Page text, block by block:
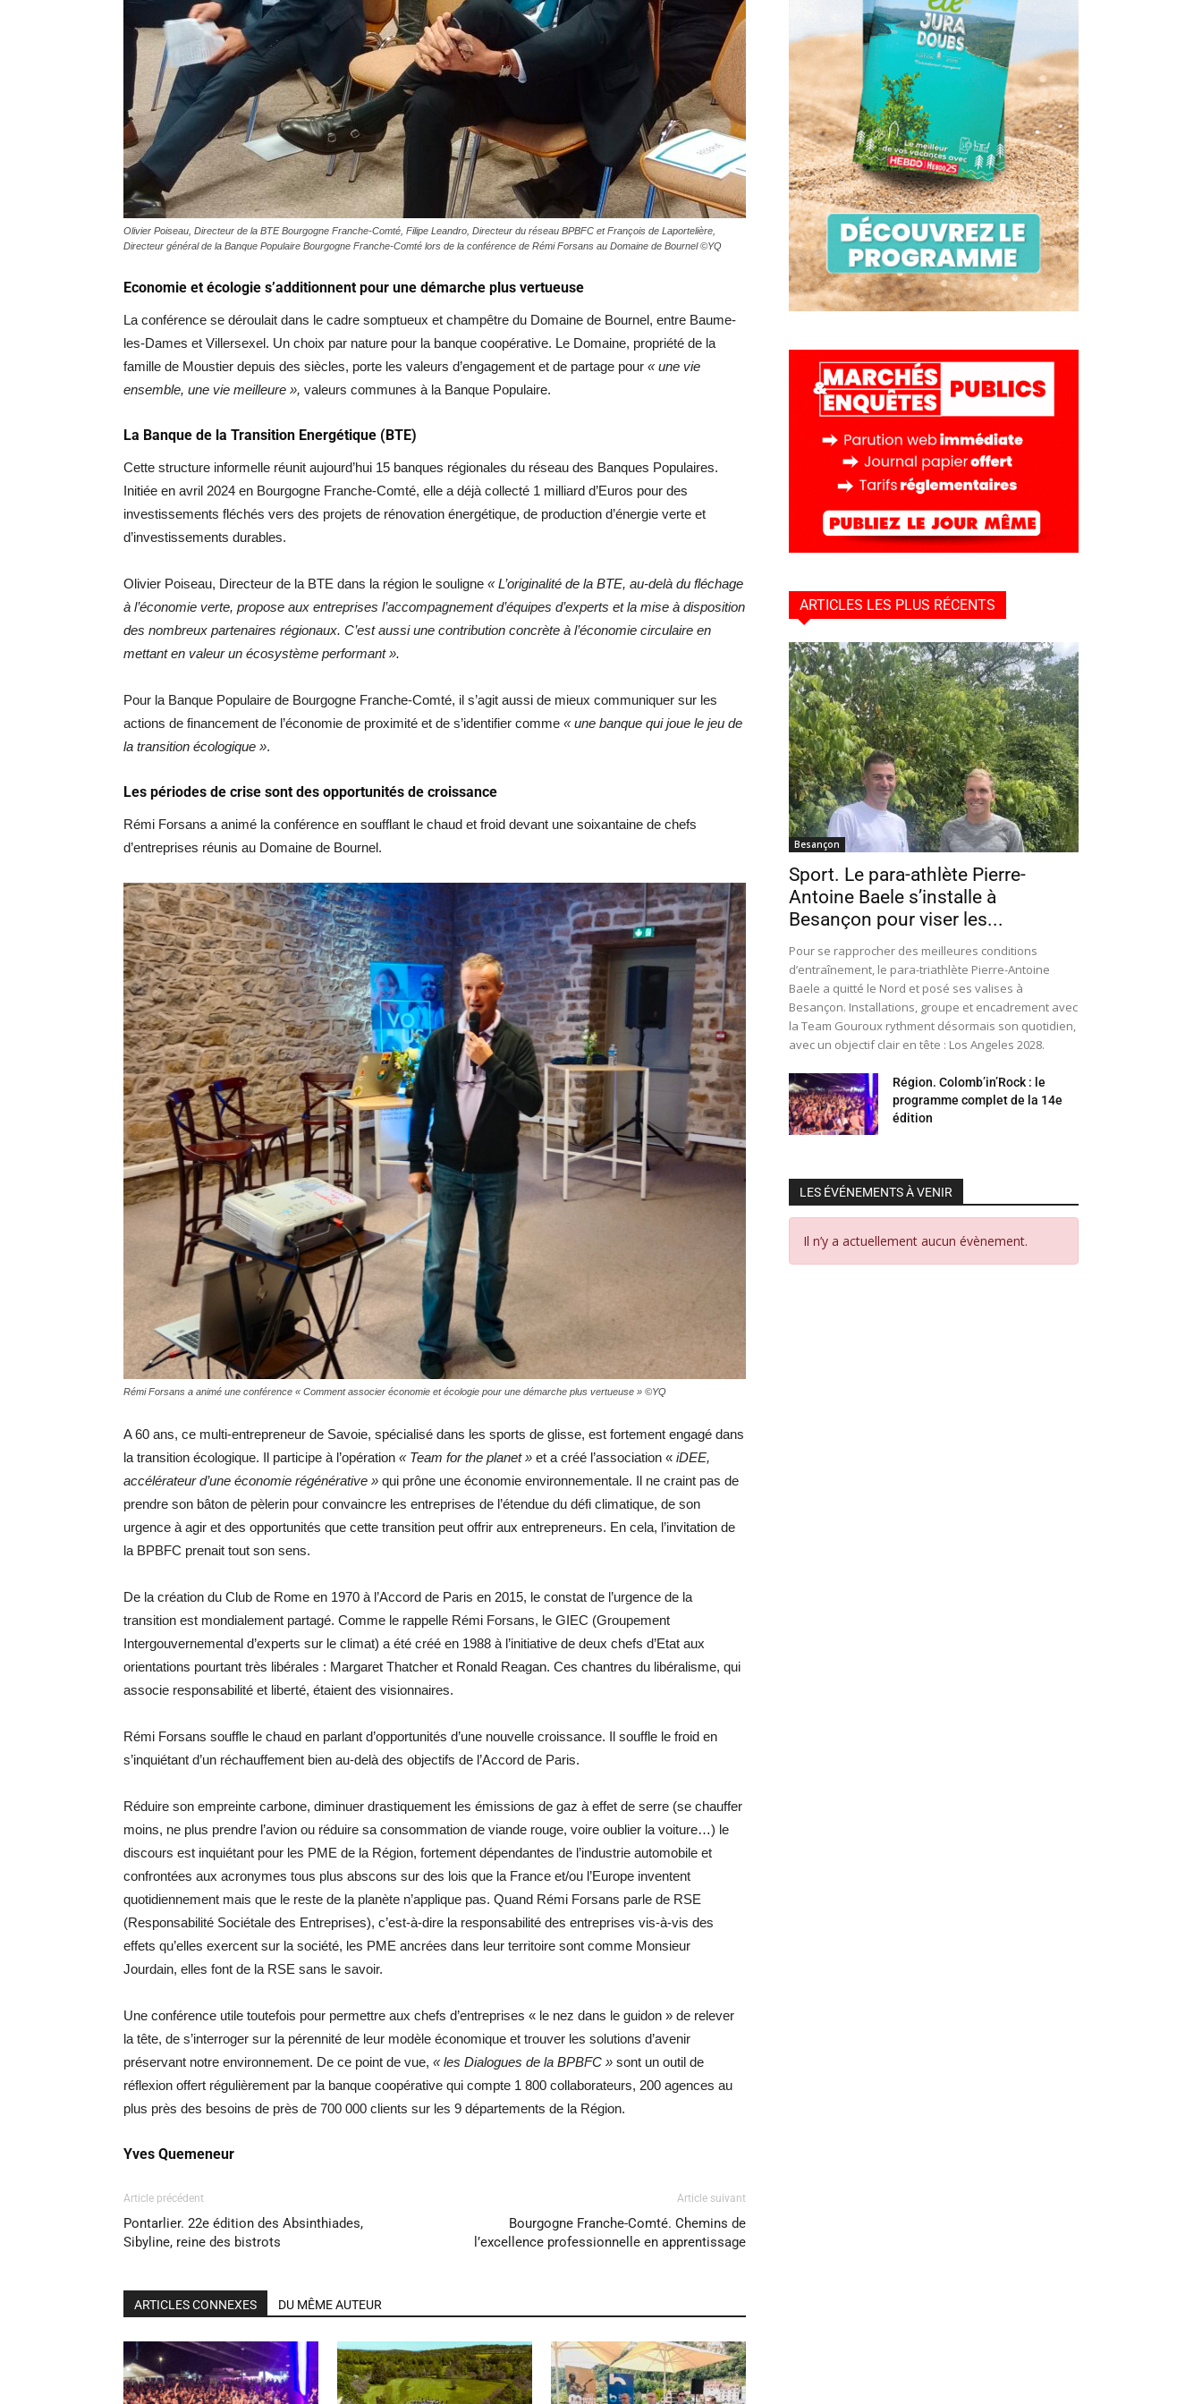
Olivier Poiseau, Directeur de la BTE Bourgogne Franche-Comté, Filipe Leandro, Directeur du réseau BPBFC et François de Laportelière,
Directeur général de la Banque Populaire Bourgogne Franche-Comté lors de la conférence de Rémi Forsans au Domaine de Bournel ©YQ
Economie et écologie s’additionnent pour une démarche plus vertueuse
La conférence se déroulait dans le cadre somptueux et champêtre du Domaine de Bournel, entre Baume-
les-Dames et Villersexel. Un choix par nature pour la banque coopérative. Le Domaine, propriété de la
famille de Moustier depuis des siècles, porte les valeurs d’engagement et de partage pour « une vie
ensemble, une vie meilleure », valeurs communes à la Banque Populaire.
La Banque de la Transition Energétique (BTE)
Cette structure informelle réunit aujourd’hui 15 banques régionales du réseau des Banques Populaires.
Initiée en avril 2024 en Bourgogne Franche-Comté, elle a déjà collecté 1 milliard d’Euros pour des
investissements fléchés vers des projets de rénovation énergétique, de production d’énergie verte et
d’investissements durables.
Olivier Poiseau, Directeur de la BTE dans la région le souligne « L’originalité de la BTE, au-delà du fléchage
à l’économie verte, propose aux entreprises l’accompagnement d’équipes d’experts et la mise à disposition
des nombreux partenaires régionaux. C’est aussi une contribution concrète à l’économie circulaire en
mettant en valeur un écosystème performant ».
Pour la Banque Populaire de Bourgogne Franche-Comté, il s’agit aussi de mieux communiquer sur les
actions de financement de l’économie de proximité et de s’identifier comme « une banque qui joue le jeu de
la transition écologique ».
Les périodes de crise sont des opportunités de croissance
Rémi Forsans a animé la conférence en soufflant le chaud et froid devant une soixantaine de chefs
d’entreprises réunis au Domaine de Bournel.
Rémi Forsans a animé une conférence « Comment associer économie et écologie pour une démarche plus vertueuse » ©YQ
A 60 ans, ce multi-entrepreneur de Savoie, spécialisé dans les sports de glisse, est fortement engagé dans
la transition écologique. Il participe à l’opération « Team for the planet » et a créé l’association « iDEE,
accélérateur d’une économie régénérative » qui prône une économie environnementale. Il ne craint pas de
prendre son bâton de pèlerin pour convaincre les entreprises de l’étendue du défi climatique, de son
urgence à agir et des opportunités que cette transition peut offrir aux entrepreneurs. En cela, l’invitation de
la BPBFC prenait tout son sens.
De la création du Club de Rome en 1970 à l’Accord de Paris en 2015, le constat de l’urgence de la
transition est mondialement partagé. Comme le rappelle Rémi Forsans, le GIEC (Groupement
Intergouvernemental d’experts sur le climat) a été créé en 1988 à l’initiative de deux chefs d’Etat aux
orientations pourtant très libérales : Margaret Thatcher et Ronald Reagan. Ces chantres du libéralisme, qui
associe responsabilité et liberté, étaient des visionnaires.
Rémi Forsans souffle le chaud en parlant d’opportunités d’une nouvelle croissance. Il souffle le froid en
s’inquiétant d’un réchauffement bien au-delà des objectifs de l’Accord de Paris.
Réduire son empreinte carbone, diminuer drastiquement les émissions de gaz à effet de serre (se chauffer
moins, ne plus prendre l’avion ou réduire sa consommation de viande rouge, voire oublier la voiture…) le
discours est inquiétant pour les PME de la Région, fortement dépendantes de l’industrie automobile et
confrontées aux acronymes tous plus abscons sur des lois que la France et/ou l’Europe inventent
quotidiennement mais que le reste de la planète n’applique pas. Quand Rémi Forsans parle de RSE
(Responsabilité Sociétale des Entreprises), c’est-à-dire la responsabilité des entreprises vis-à-vis des
effets qu’elles exercent sur la société, les PME ancrées dans leur territoire sont comme Monsieur
Jourdain, elles font de la RSE sans le savoir.
Une conférence utile toutefois pour permettre aux chefs d’entreprises « le nez dans le guidon » de relever
la tête, de s’interroger sur la pérennité de leur modèle économique et trouver les solutions d’avenir
préservant notre environnement. De ce point de vue, « les Dialogues de la BPBFC » sont un outil de
réflexion offert régulièrement par la banque coopérative qui compte 1 800 collaborateurs, 200 agences au
plus près des besoins de près de 700 000 clients sur les 9 départements de la Région.
Yves Quemeneur
Article précédent
Pontarlier. 22e édition des Absinthiades,
Sibyline, reine des bistrots
Article suivant
Bourgogne Franche-Comté. Chemins de
l’excellence professionnelle en apprentissage
ARTICLES CONNEXES DU MÊME AUTEUR
ARTICLES LES PLUS RÉCENTS
Besançon
Sport. Le para-athlète Pierre-
Antoine Baele s’installe à
Besançon pour viser les...
Pour se rapprocher des meilleures conditions
d’entraînement, le para-triathlète Pierre-Antoine
Baele a quitté le Nord et posé ses valises à
Besançon. Installations, groupe et encadrement avec
la Team Gouroux rythment désormais son quotidien,
avec un objectif clair en tête : Los Angeles 2028.
Région. Colomb’in’Rock : le
programme complet de la 14e
édition
LES ÉVÉNEMENTS À VENIR
Il n’y a actuellement aucun évènement.